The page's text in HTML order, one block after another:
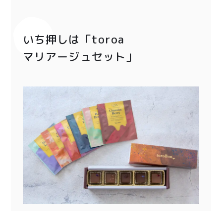
いち押しは「toroa
マリアージュセット」